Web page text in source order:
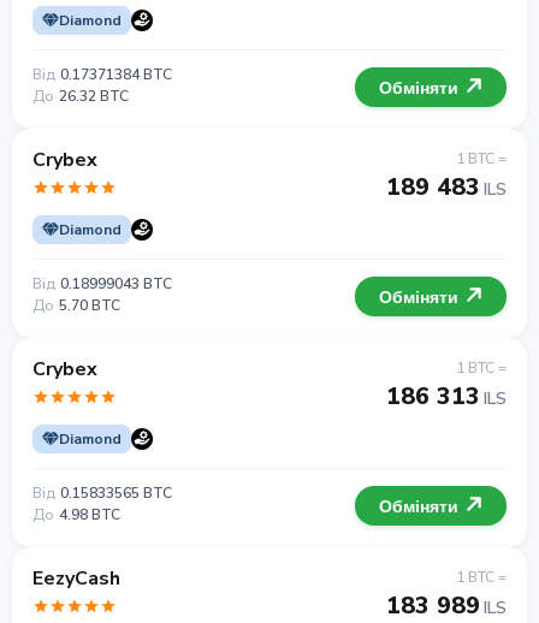
Diamond
Від 0.17371384 BTC
До 26.32 BTC Обміняти
Crybex
Diamond
1 BTC =
189 483 ILS
Від 0.18999043 BTC
До 5.70 BTC Обміняти
Crybex
Diamond
1 BTC =
186 313 ILS
Від 0.15833565 BTC
До 4.98 BTC Обміняти
EezyCash 1 BTC =
183 989 ILS